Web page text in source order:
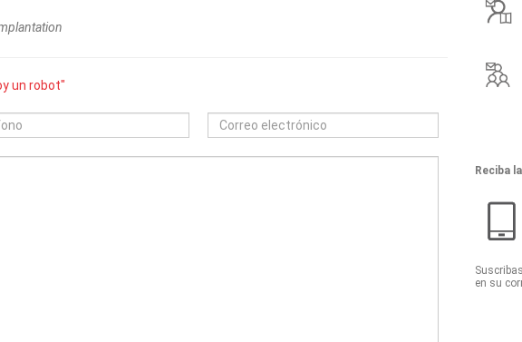
un robot"
Reciba
en su